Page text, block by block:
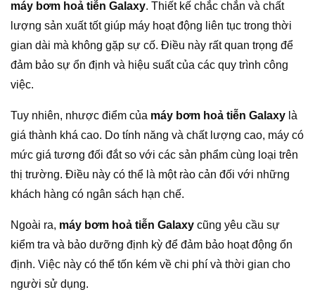
máy bơm hoả tiễn Galaxy. Thiết kế chắc chắn và chất
lượng sản xuất tốt giúp máy hoạt động liên tục trong thời
gian dài mà không gặp sự cố. Điều này rất quan trọng để
đảm bảo sự ổn định và hiệu suất của các quy trình công
việc.
Tuy nhiên, nhược điểm của máy bơm hoả tiễn Galaxy là
giá thành khá cao. Do tính năng và chất lượng cao, máy có
mức giá tương đối đắt so với các sản phẩm cùng loại trên
thị trường. Điều này có thể là một rào cản đối với những
khách hàng có ngân sách hạn chế.
Ngoài ra, máy bơm hoả tiễn Galaxy cũng yêu cầu sự
kiểm tra và bảo dưỡng định kỳ để đảm bảo hoạt động ổn
định. Việc này có thể tốn kém về chi phí và thời gian cho
người sử dụng.